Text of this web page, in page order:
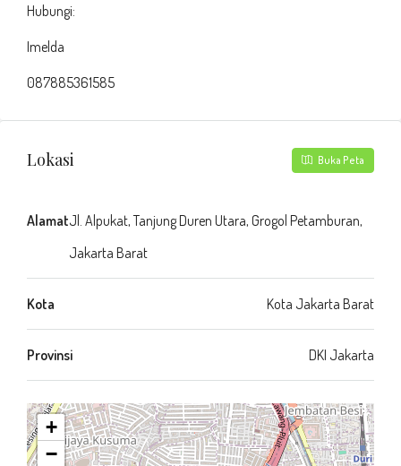
Hubungi:
Imelda
087885361585
Lokasi Buka Peta
AlamatJl. Alpukat, Tanjung Duren Utara, Grogol Petamburan,
Jakarta Barat
Kota Kota Jakarta Barat
Provinsi DKI Jakarta
+
−